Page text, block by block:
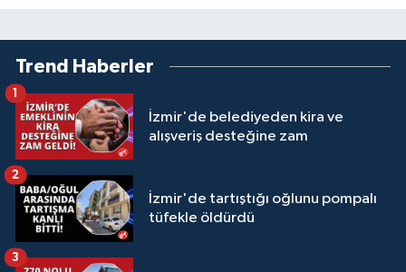
Trend Haberler
İzmir'de belediyeden kira ve
alışveriş desteğine zam
1
İzmir'de tartıştığı oğlunu pompalı
tüfekle öldürdü
2
3